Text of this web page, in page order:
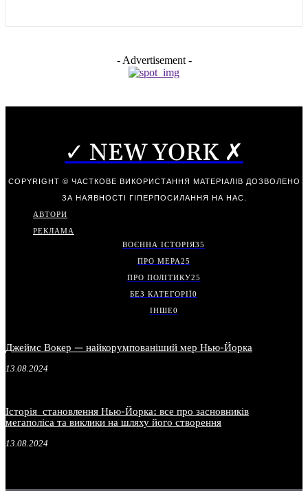
- Advertisement -
✓ NEW YORK ✗
COPYRIGHT © ЧАСТКОВЕ ВИКОРИСТАННЯ МАТЕРІАЛІВ ДОЗВОЛЕНО
ЗА НАЯВНОСТІ ГІПЕРПОСИЛАННЯ НА НАС.
АВТОРИ
РЕКЛАМА
ВОЄННА ІСТОРІЯ35
ПРО МЕРА25
ПРО ПОЛІТИКУ25
БЕЗ КАТЕГОРІЇ0
ІНШЕ0
Джеймс Вокер — найкорумпованіший мер Нью-Йорка
13.08.2024
Історія становлення Нью-Йорка: все про засновників
мегаполіса та виклики на шляху його створення
13.08.2024